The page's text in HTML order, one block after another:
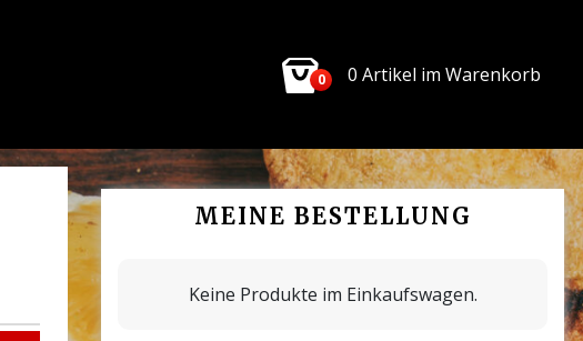
0 0 Artikel im Warenkorb
MEINE BESTELLUNG
Keine Produkte im Einkaufswagen.